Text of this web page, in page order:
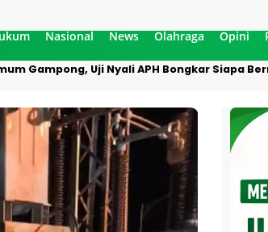
Nasional News Olahraga Opini
Gampong, Uji Nyali APH Bongkar Siapa